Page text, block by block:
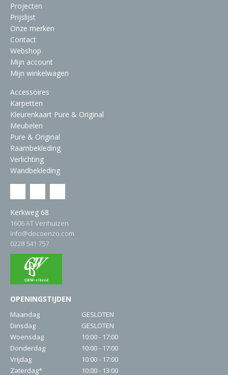
Projecten
Prijslijst
Onze merken
Contact
Webshop
Mijn account
Mijn winkelwagen
Accessoires
Karpetten
Kleurenkaart Pure & Original
Meubelen
Pure & Original
Raambekleding
Verlichting
Wandbekleding
Kerkweg 68
1606 AT Venhuizen
info@decoenzo.com
0228 541 757
OPENINGSTIJDEN
Maandag
GESLOTEN
Dinsdag
GESLOTEN
Woensdag
10:00 - 17:00
Donderdag
10:00 - 17:00
Vrijdag
10:00 - 17:00
Zaterdag*
10:00 - 13:00